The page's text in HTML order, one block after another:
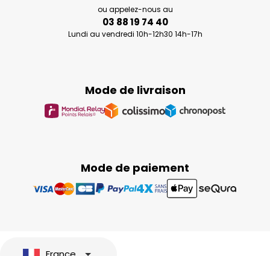
Mode de paiement
Mode de livraison
ou appelez-nous au
03 88 19 74 40
Lundi au vendredi 10h-12h30 14h-17h